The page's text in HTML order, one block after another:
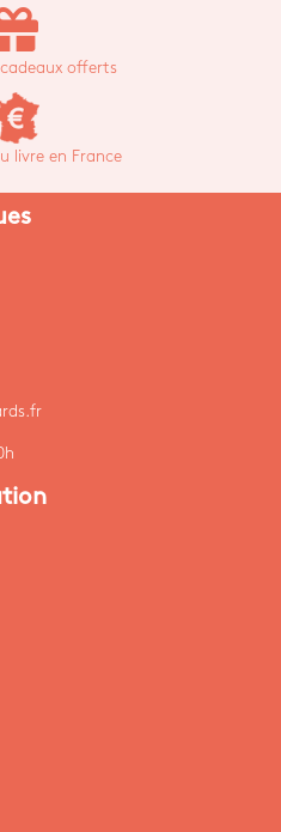
offerts
livre en France